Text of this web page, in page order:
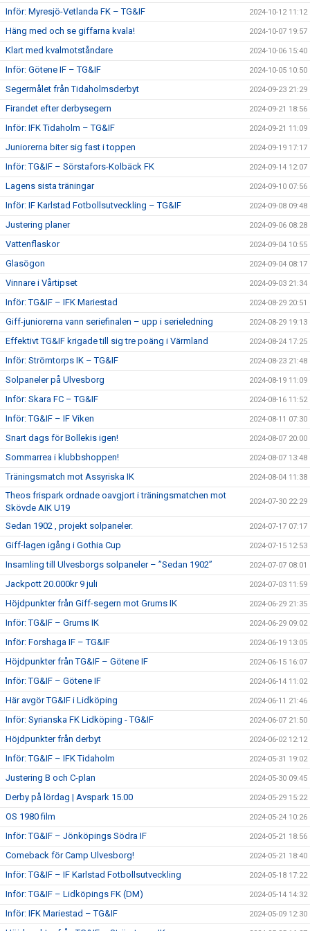
Inför: Myresjö-Vetlanda FK – TG&IF 2024-10-12 11:12
Häng med och se giffarna kvala! 2024-10-07 19:57
Klart med kvalmotståndare 2024-10-06 15:40
Inför: Götene IF – TG&IF 2024-10-05 10:50
Segermålet från Tidaholmsderbyt 2024-09-23 21:29
Firandet efter derbysegern 2024-09-21 18:56
Inför: IFK Tidaholm – TG&IF 2024-09-21 11:09
Juniorerna biter sig fast i toppen 2024-09-19 17:17
Inför: TG&IF – Sörstafors-Kolbäck FK 2024-09-14 12:07
Lagens sista träningar 2024-09-10 07:56
Inför: IF Karlstad Fotbollsutveckling – TG&IF 2024-09-08 09:48
Justering planer 2024-09-06 08:28
Vattenflaskor 2024-09-04 10:55
Glasögon 2024-09-04 08:17
Vinnare i Vårtipset 2024-09-03 21:34
Inför: TG&IF – IFK Mariestad 2024-08-29 20:51
Giff-juniorerna vann seriefinalen – upp i serieledning 2024-08-29 19:13
Effektivt TG&IF krigade till sig tre poäng i Värmland 2024-08-24 17:25
Inför: Strömtorps IK – TG&IF 2024-08-23 21:48
Solpaneler på Ulvesborg 2024-08-19 11:09
Inför: Skara FC – TG&IF 2024-08-16 11:52
Inför: TG&IF – IF Viken 2024-08-11 07:30
Snart dags för Bollekis igen! 2024-08-07 20:00
Sommarrea i klubbshoppen! 2024-08-07 13:48
Träningsmatch mot Assyriska IK 2024-08-04 11:38
Theos frispark ordnade oavgjort i träningsmatchen mot
Skövde AIK U19
2024-07-30 22:29
Sedan 1902 , projekt solpaneler. 2024-07-17 07:17
Giff-lagen igång i Gothia Cup 2024-07-15 12:53
Insamling till Ulvesborgs solpaneler – ”Sedan 1902” 2024-07-07 08:01
Jackpott 20.000kr 9 juli 2024-07-03 11:59
Höjdpunkter från Giff-segern mot Grums IK 2024-06-29 21:35
Inför: TG&IF – Grums IK 2024-06-29 09:02
Inför: Forshaga IF – TG&IF 2024-06-19 13:05
Höjdpunkter från TG&IF – Götene IF 2024-06-15 16:07
Inför: TG&IF – Götene IF 2024-06-14 11:02
Här avgör TG&IF i Lidköping 2024-06-11 21:46
Inför: Syrianska FK Lidköping - TG&IF 2024-06-07 21:50
Höjdpunkter från derbyt 2024-06-02 12:12
Inför: TG&IF – IFK Tidaholm 2024-05-31 19:02
Justering B och C-plan 2024-05-30 09:45
Derby på lördag | Avspark 15.00 2024-05-29 15:22
OS 1980 film 2024-05-24 10:26
Inför: TG&IF – Jönköpings Södra IF 2024-05-21 18:56
Comeback för Camp Ulvesborg! 2024-05-21 18:40
Inför: TG&IF – IF Karlstad Fotbollsutveckling 2024-05-18 17:22
Inför: TG&IF – Lidköpings FK (DM) 2024-05-14 14:32
Inför: IFK Mariestad – TG&IF 2024-05-09 12:30